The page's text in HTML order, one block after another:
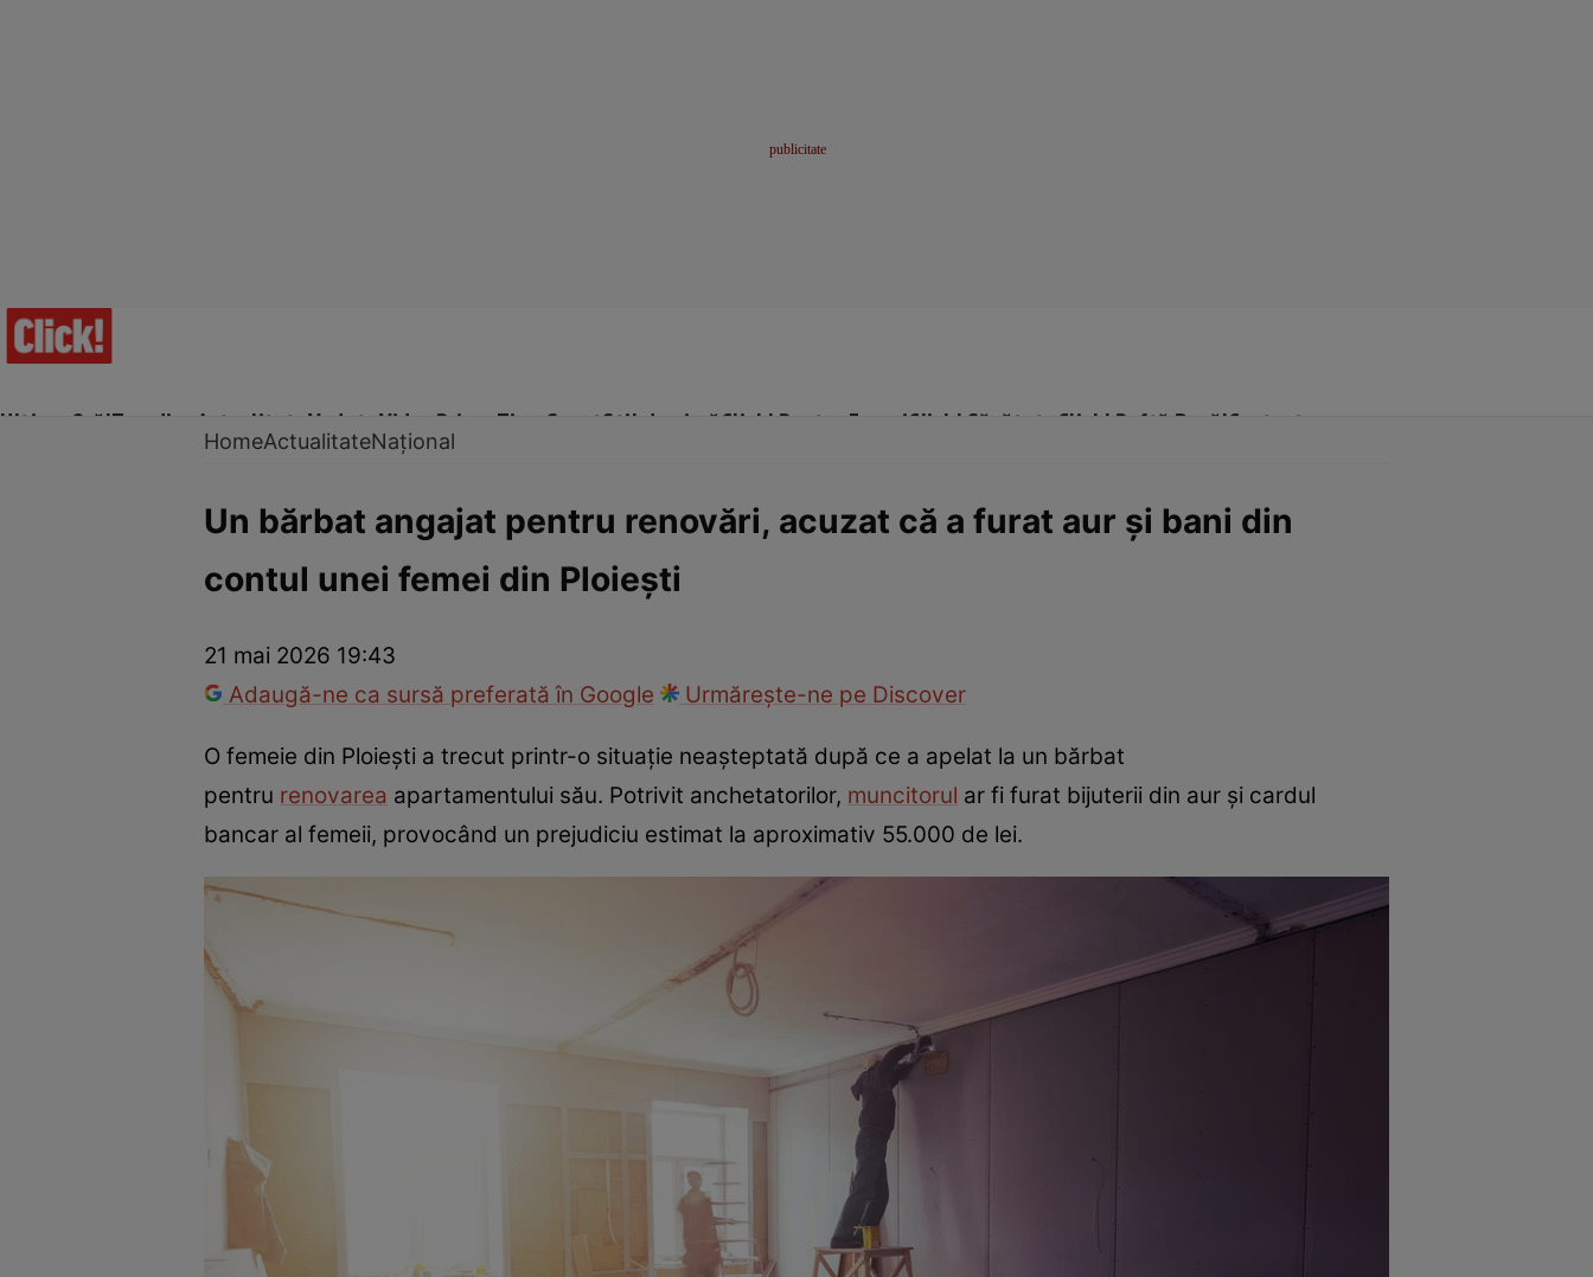
Ultima Oră!Trending Actualitate Vedete Video Prime Time SportStil de viațăClick! Pentru FemeiClick! Sănătate Click! Poftă Bună!Contact
InternaționalFapt diversTehnologieNaționalSport
HomeActualitateNațional
Un bărbat angajat pentru renovări, acuzat că a furat aur și bani din
contul unei femei din Ploiești
21 mai 2026 19:43
Adaugă-ne ca sursă preferată în Google
Urmărește-ne pe Discover
O femeie din Ploiești a trecut printr-o situație neașteptată după ce a apelat la un bărbat
pentru renovarea apartamentului său. Potrivit anchetatorilor, muncitorul ar fi furat bijuterii din aur și cardul
bancar al femeii, provocând un prejudiciu estimat la aproximativ 55.000 de lei.